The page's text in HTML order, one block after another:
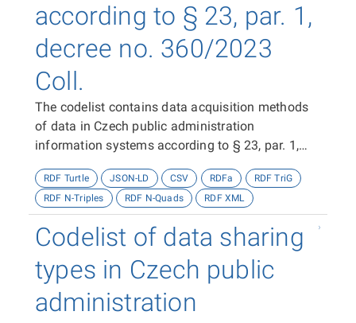
according to § 23, par. 1,
decree no. 360/2023
Coll.
The codelist contains data acquisition methods
of data in Czech public administration
information systems according to § 23, par. 1,
RDF Turtle JSON-LD CSV RDFa
RDF TriG
RDF N-Triples
RDF N-Quads RDF XML
Codelist of data sharing
types in Czech public
administration